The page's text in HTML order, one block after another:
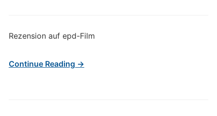
Rezension auf epd-Film
Continue Reading →